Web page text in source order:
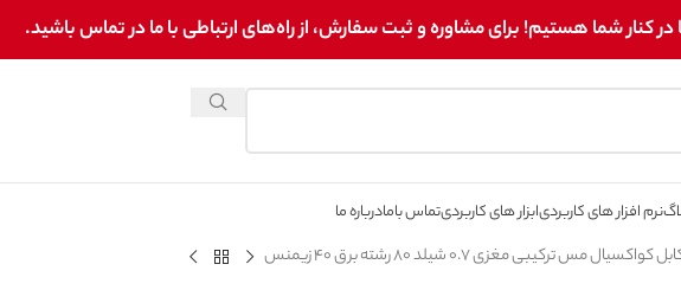
شما هستیم! برای مشاوره و ثبت سفارش، از راه‌های ارتباطی با ما در تماس باشید.
نرم افزار های کاربردیابزار های کاربردیتماس بامادرباره ما
کواکسیال مس ترکیبی مغزی 0.7 شیلد 80 رشته برق 40 زیمنس